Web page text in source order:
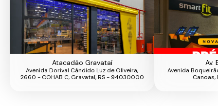
Atacadão Gravataí
Avenida Dorival Cândido Luz de Oliveira,
2660 - COHAB C, Gravataí, RS - 94030000
Av.
Avenida